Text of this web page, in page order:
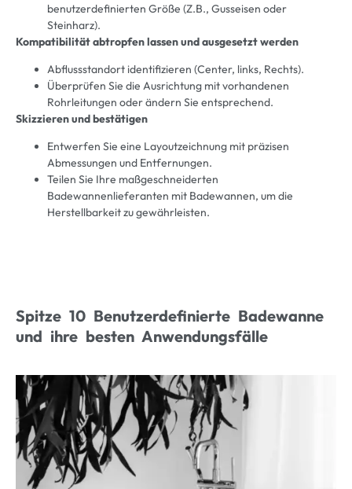
benutzerdefinierten Größe (Z.B., Gusseisen oder
Steinharz).
Kompatibilität abtropfen lassen und ausgesetzt werden
Abflussstandort identifizieren (Center, links, Rechts).
Überprüfen Sie die Ausrichtung mit vorhandenen
Rohrleitungen oder ändern Sie entsprechend.
Skizzieren und bestätigen
Entwerfen Sie eine Layoutzeichnung mit präzisen
Abmessungen und Entfernungen.
Teilen Sie Ihre maßgeschneiderten
Badewannenlieferanten mit Badewannen, um die
Herstellbarkeit zu gewährleisten.
Spitze 10 Benutzerdefinierte Badewanne
und ihre besten Anwendungsfälle